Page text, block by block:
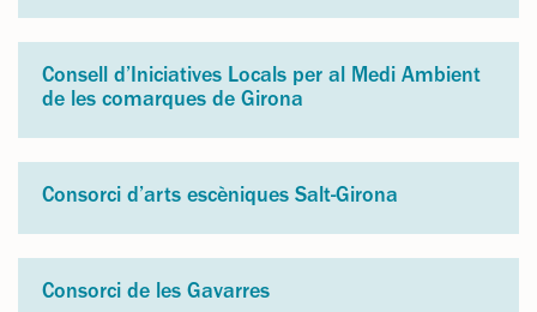
Consell d’Iniciatives Locals per al Medi Ambient
de les comarques de Girona
Consorci d’arts escèniques Salt-Girona
Consorci de les Gavarres